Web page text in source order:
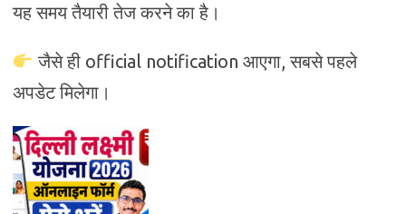
यह समय तैयारी तेज करने का है।
जैसे ही official notification आएगा, सबसे पहले
अपडेट मिलेगा।